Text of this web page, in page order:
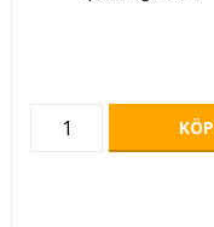
KÖP